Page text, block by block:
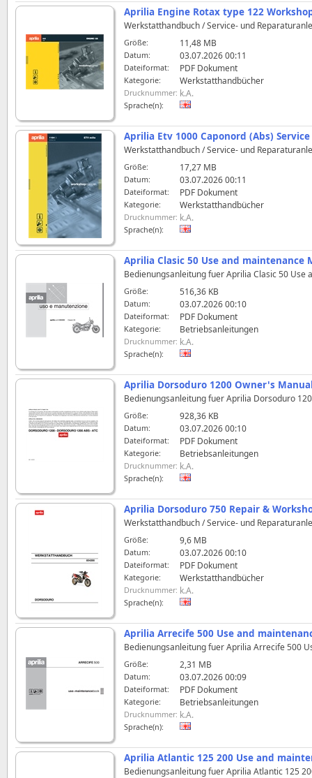
Aprilia Engine Rotax type 122
Werkstatthandbuch / Service- und
Größe: 11,48 MB
Datum: 03.07.2026 00:11
Dateiformat: PDF Dokument
Kategorie: Werkstatthandbücher
Drucknummer: k.A.
Sprache(n):
Aprilia Etv 1000 Caponord (Abs)
Werkstatthandbuch / Service- und
Größe: 17,27 MB
Datum: 03.07.2026 00:11
Dateiformat: PDF Dokument
Kategorie: Werkstatthandbücher
Drucknummer: k.A.
Sprache(n):
Aprilia Clasic 50 Use and maintenance
Bedienungsanleitung fuer Aprilia Clasic 50
Größe: 516,36 KB
Datum: 03.07.2026 00:10
Dateiformat: PDF Dokument
Kategorie: Betriebsanleitungen
Drucknummer: k.A.
Sprache(n):
Aprilia Dorsoduro 1200 Owner's
Bedienungsanleitung fuer Aprilia Dorsoduro
Größe: 928,36 KB
Datum: 03.07.2026 00:10
Dateiformat: PDF Dokument
Kategorie: Betriebsanleitungen
Drucknummer: k.A.
Sprache(n):
Aprilia Dorsoduro 750 Repair &
Werkstatthandbuch / Service- und
Größe: 9,6 MB
Datum: 03.07.2026 00:10
Dateiformat: PDF Dokument
Kategorie: Werkstatthandbücher
Drucknummer: k.A.
Sprache(n):
Aprilia Arrecife 500 Use and
Bedienungsanleitung fuer Aprilia Arrecife 500
Größe: 2,31 MB
Datum: 03.07.2026 00:09
Dateiformat: PDF Dokument
Kategorie: Betriebsanleitungen
Drucknummer: k.A.
Sprache(n):
Aprilia Atlantic 125 200 Use and
Bedienungsanleitung fuer Aprilia Atlantic 125